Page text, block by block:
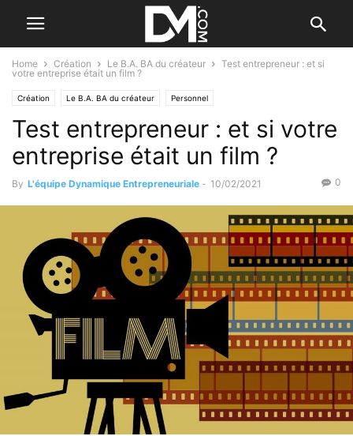
Home Création Le B.A. BA du créateur
Test entrepreneur : et si
votre entreprise était un film ?
Création Le B.A. BA du créateur Personnel
Test entrepreneur : et si votre
entreprise était un film ?
By L'équipe Dynamique Entrepreneuriale - 10/02/2021 0